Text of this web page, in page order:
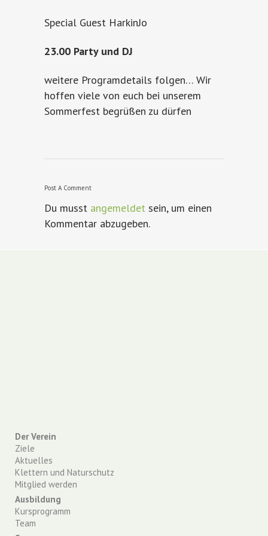
Special Guest HarkinJo
23.00 Party und DJ
weitere Programdetails folgen… Wir
hoffen viele von euch bei unserem
Sommerfest begrüßen zu dürfen
Post A Comment
Du musst angemeldet sein, um einen
Kommentar abzugeben.
Der Verein
Ziele
Aktuelles
Klettern und Naturschutz
Mitglied werden
Ausbildung
Kursprogramm
Team